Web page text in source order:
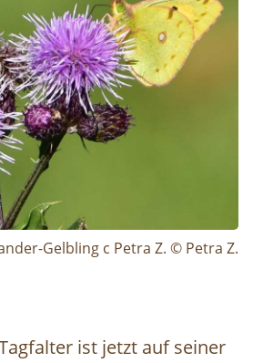
Gelbling c Petra Z. © Petra Z.
ist jetzt auf seiner